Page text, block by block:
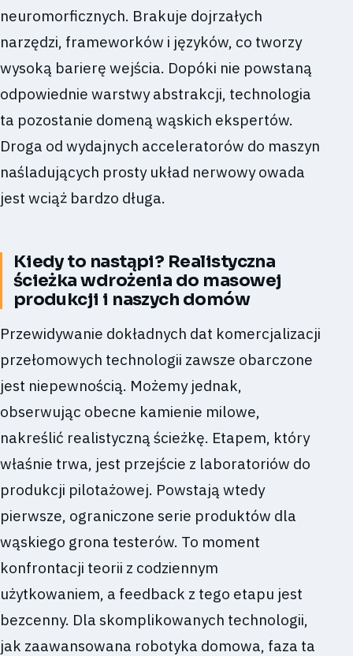
neuromorficznych. Brakuje dojrzałych
narzędzi, frameworków i języków, co tworzy
wysoką barierę wejścia. Dopóki nie powstaną
odpowiednie warstwy abstrakcji, technologia
ta pozostanie domeną wąskich ekspertów.
Droga od wydajnych acceleratorów do maszyn
naśladujących prosty układ nerwowy owada
jest wciąż bardzo długa.
Kiedy to nastąpi? Realistyczna
ścieżka wdrożenia do masowej
produkcji i naszych domów
Przewidywanie dokładnych dat komercjalizacji
przełomowych technologii zawsze obarczone
jest niepewnością. Możemy jednak,
obserwując obecne kamienie milowe,
nakreślić realistyczną ścieżkę. Etapem, który
właśnie trwa, jest przejście z laboratoriów do
produkcji pilotażowej. Powstają wtedy
pierwsze, ograniczone serie produktów dla
wąskiego grona testerów. To moment
konfrontacji teorii z codziennym
użytkowaniem, a feedback z tego etapu jest
bezcenny. Dla skomplikowanych technologii,
jak zaawansowana robotyka domowa, faza ta